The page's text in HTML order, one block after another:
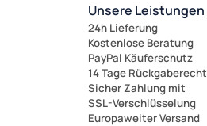
Unsere Leistungen
24h Lieferung
Kostenlose Beratung
PayPal Käuferschutz
14 Tage Rückgaberecht
Sicher Zahlung mit
SSL-Verschlüsselung
Europaweiter Versand